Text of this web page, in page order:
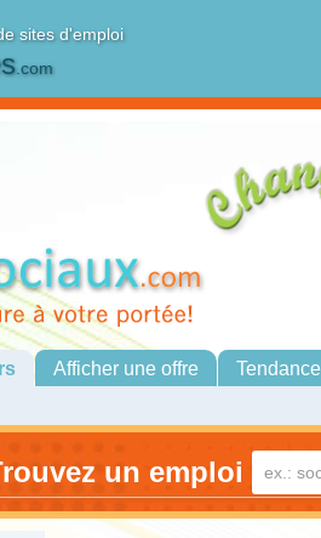
sites d'emploi
.com
Afficher une offre
un emploi